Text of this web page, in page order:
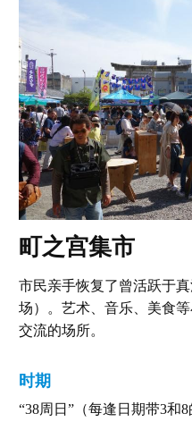
町之宫集市
市民亲手恢复了曾活跃于
场）。艺术、音乐、美食
交流的场所。
时期
“38周日”（每逢日期带3和8